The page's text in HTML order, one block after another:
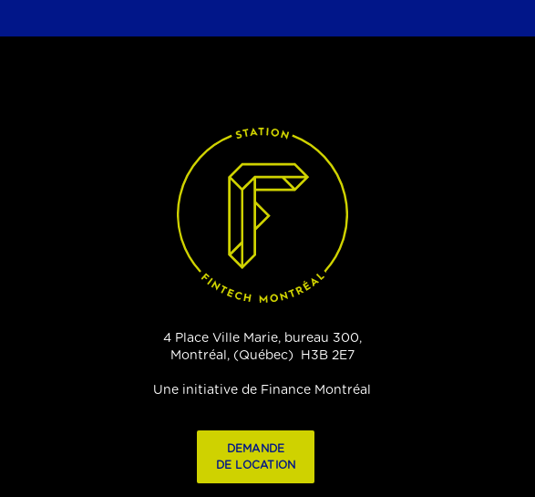
4 Place Ville Marie, bureau 300,
Montréal, (Québec) H3B 2E7
Une initiative de Finance Montréal
DEMANDE
DE LOCATION